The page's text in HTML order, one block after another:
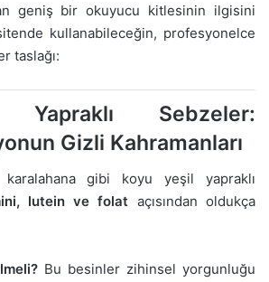
geniş bir okuyucu kitlesinin ilgisini
kullanabileceğin, profesyonelce
taslağı:
Sebzeler:
Gizli Kahramanları
gibi koyu yeşil yapraklı
lutein ve folat açısından oldukça
Bu besinler zihinsel yorgunluğu